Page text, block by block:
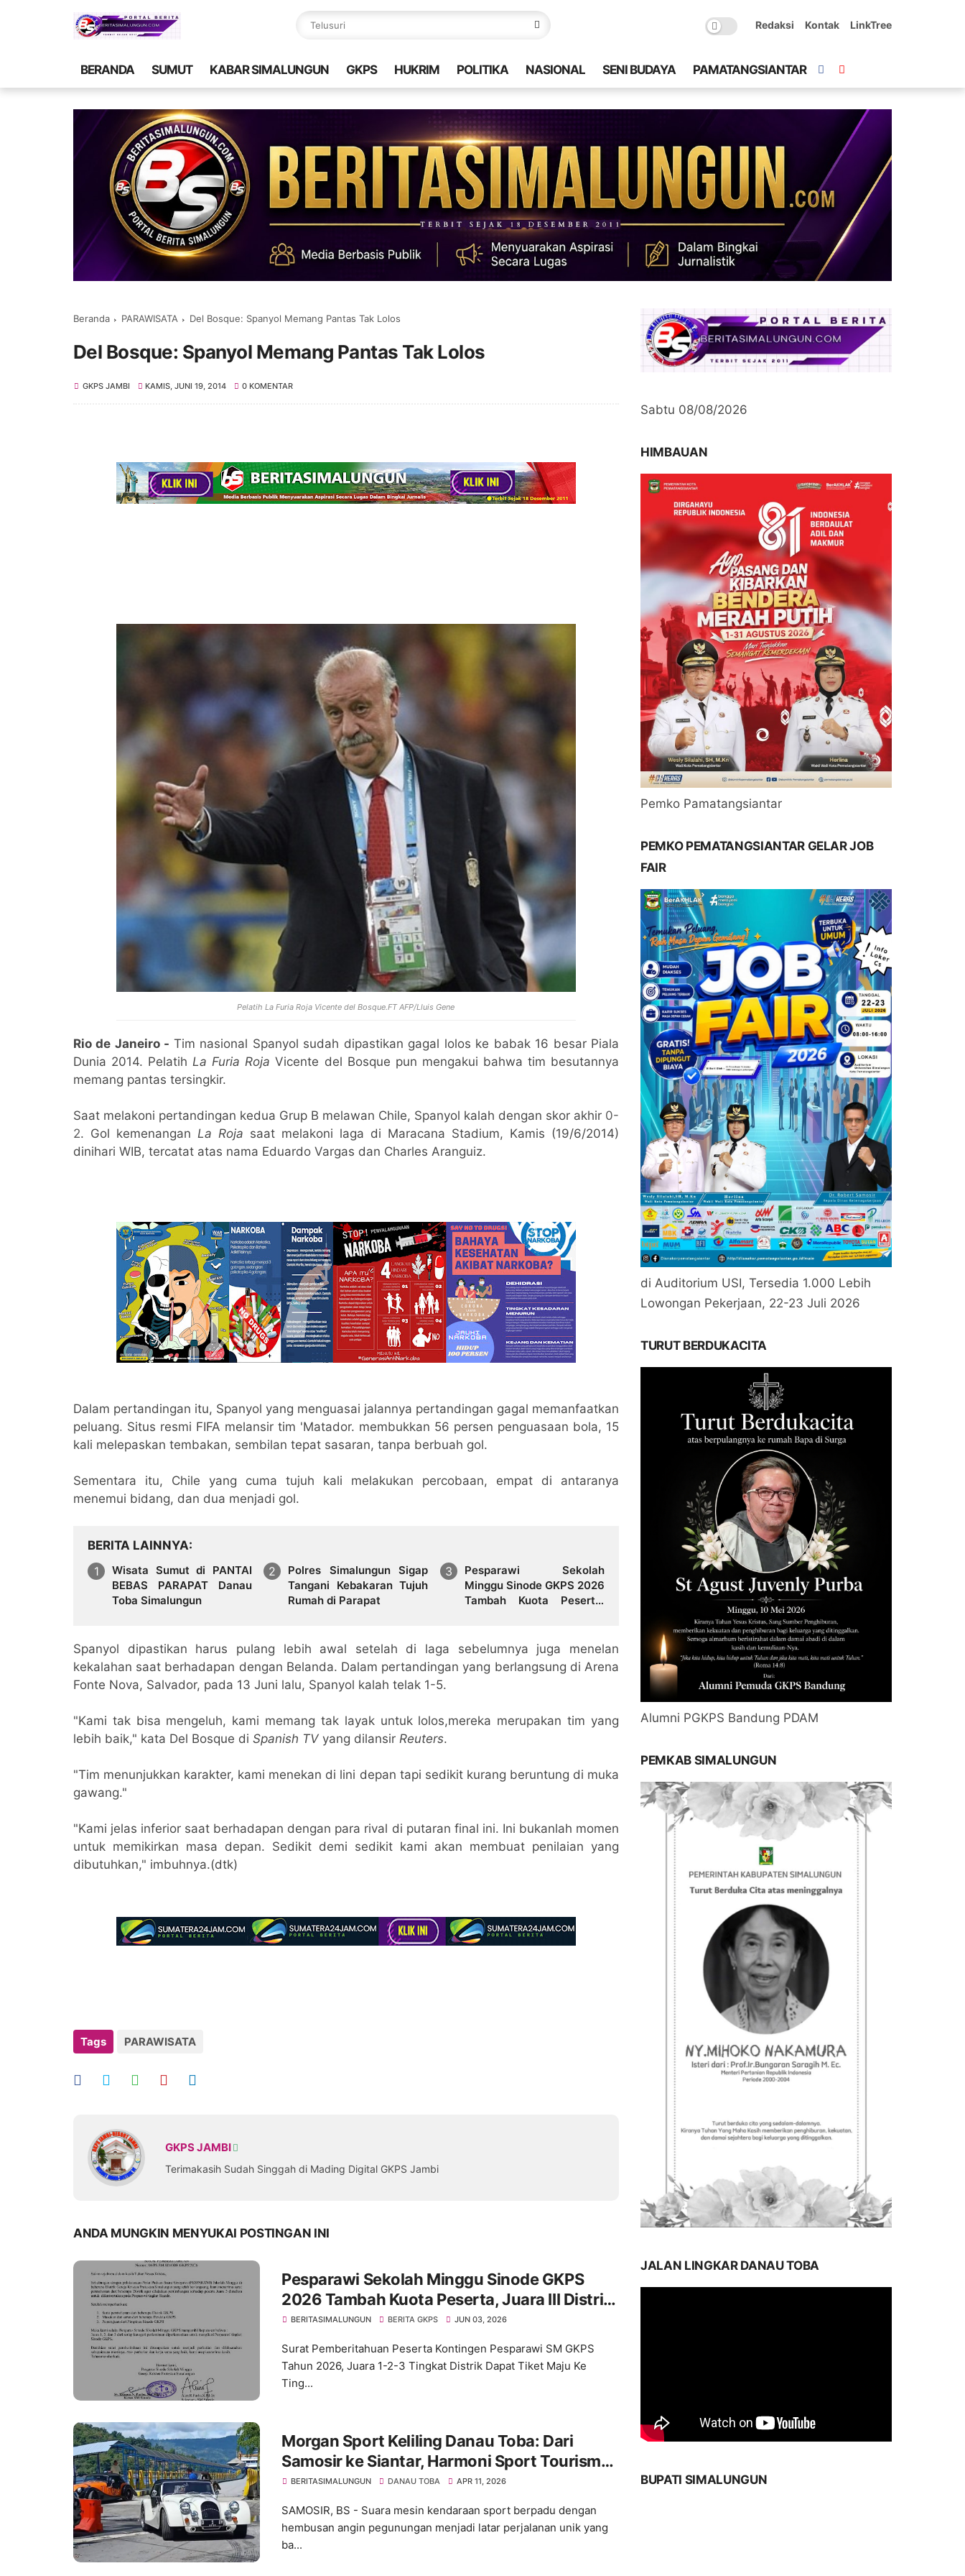
Redaksi Kontak LinkTree
BERANDA SUMUT KABAR SIMALUNGUN GKPS HUKRIM POLITIKA NASIONAL SENI BUDAYA PAMATANGSIANTAR
Beranda PARAWISATA Del Bosque: Spanyol Memang Pantas Tak Lolos
Del Bosque: Spanyol Memang Pantas Tak Lolos
GKPS JAMBI KAMIS, JUNI 19, 2014 0 KOMENTAR
PelatihLa Furia Roja Vicente del Bosque.FTAFP/Lluis Gene
Rio de Janeiro - Tim nasional Spanyol sudah dipastikan gagal lolos ke babak 16 besar Piala
Dunia 2014. Pelatih La Furia Roja Vicente del Bosque pun mengakui bahwa tim besutannya
memang pantas tersingkir.
Saat melakoni pertandingan kedua Grup B melawan Chile, Spanyol kalah dengan skor akhir 0-
2. Gol kemenangan La Roja saat melakoni laga di Maracana Stadium, Kamis (19/6/2014)
dinihari WIB, tercatat atas nama Eduardo Vargas dan Charles Aranguiz.
Dalam pertandingan itu, Spanyol yang menguasai jalannya pertandingan gagal memanfaatkan
peluang. Situs resmi FIFA melansir tim 'Matador. membukkan 56 persen penguasaan bola, 15
kali melepaskan tembakan, sembilan tepat sasaran, tanpa berbuah gol.
Sementara itu, Chile yang cuma tujuh kali melakukan percobaan, empat di antaranya
menemui bidang, dan dua menjadi gol.
BERITA LAINNYA
Wisata Sumut di PANTAI
BEBAS PARAPAT Danau
Toba Simalungun
Polres Simalungun Sigap
Tangani Kebakaran Tujuh
Rumah di Parapat
Pesparawi Sekolah
Minggu Sinode GKPS 2026
Tambah Kuota Peserta,
Sinode
Spanyol dipastikan harus pulang lebih awal setelah di laga sebelumnya juga menelan
kekalahan saat berhadapan dengan Belanda. Dalam pertandingan yang berlangsung di Arena
Fonte Nova, Salvador, pada 13 Juni lalu, Spanyol kalah telak 1-5.
"Kami tak bisa mengeluh, kami memang tak layak untuk lolos,mereka merupakan tim yang
lebih baik," kata Del Bosque di Spanish TV yang dilansir Reuters.
"Tim menunjukkan karakter, kami menekan di lini depan tapi sedikit kurang beruntung di muka
gawang."
"Kami jelas inferior saat berhadapan dengan para rival di putaran final ini. Ini bukanlah momen
untuk memikirkan masa depan. Sedikit demi sedikit kami akan membuat penilaian yang
dibutuhkan," imbuhnya.(dtk)
Tags PARAWISATA
GKPS JAMBI
Terimakasih Sudah Singgah di Mading Digital GKPS Jambi
ANDA MUNGKIN MENYUKAI POSTINGAN INI
Pesparawi Sekolah Minggu Sinode GKPS
2026 Tambah Kuota Peserta, Juara III Distrik
Kini Berhak Tampil di Tingkat Sinode
BERITASIMALUNGUN BERITA GKPS JUN 03, 2026
Surat Pemberitahuan Peserta Kontingen Pesparawi SM GKPS
Tahun 2026, Juara 1-2-3 Tingkat Distrik Dapat Tiket Maju Ke
Ting...
Morgan Sport Keliling Danau Toba: Dari
Samosir ke Siantar, Harmoni Sport Tourism
dan Pesona Alam Sumatera Utara
BERITASIMALUNGUN DANAU TOBA APR 11, 2026
SAMOSIR, BS - Suara mesin kendaraan sport berpadu dengan
hembusan angin pegunungan menjadi latar perjalanan unik yang
ba...
Sabtu 08/08/2026
HIMBAUAN
Pemko Pamatangsiantar
PEMKO PEMATANGSIANTAR GELAR JOB
FAIR
di Auditorium USI, Tersedia 1.000 Lebih
Lowongan Pekerjaan, 22-23 Juli 2026
TURUT BERDUKACITA
Alumni PGKPS Bandung PDAM
PEMKAB SIMALUNGUN
JALAN LINGKAR DANAU TOBA
BUPATI SIMALUNGUN